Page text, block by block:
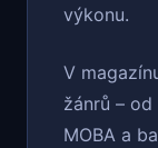
výkonu.
V
žánrů –
MOBA a